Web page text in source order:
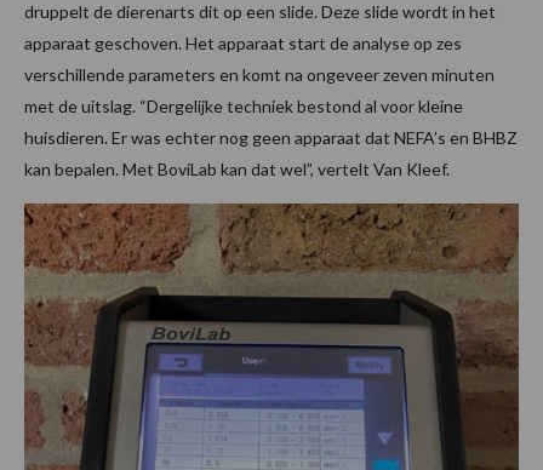
druppelt de dierenarts dit op een slide. Deze slide wordt in het
apparaat geschoven. Het apparaat start de analyse op zes
verschillende parameters en komt na ongeveer zeven minuten
met de uitslag. “Dergelijke techniek bestond al voor kleine
huisdieren. Er was echter nog geen apparaat dat NEFA’s en BHBZ
kan bepalen. Met BoviLab kan dat wel”, vertelt Van Kleef.